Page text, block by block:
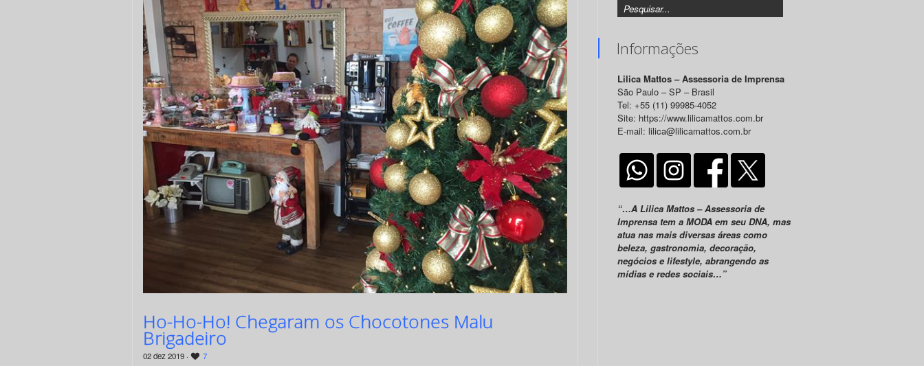
Ho-Ho-Ho! Chegaram os Chocotones Malu
Brigadeiro
02 dez 2019 · 7
Informações
Lilica Mattos – Assessoria de Imprensa
São Paulo – SP – Brasil
Tel: +55 (11) 99985-4052
Site: https://www.lilicamattos.com.br
E-mail: lilica@lilicamattos.com.br
“…A Lilica Mattos – Assessoria de
Imprensa tem a MODA em seu DNA, mas
atua nas mais diversas áreas como
beleza, gastronomia, decoração,
negócios e lifestyle, abrangendo as
mídias e redes sociais…”